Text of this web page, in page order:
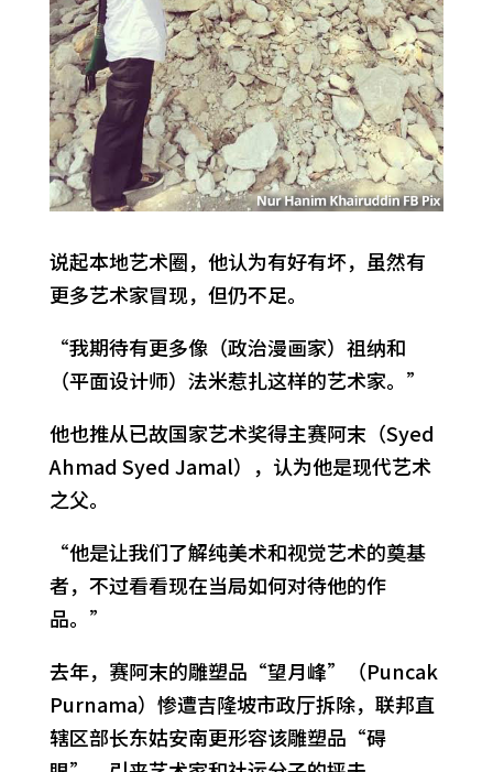
说起本地艺术圈，他认为有好有坏，虽然有
更多艺术家冒现，但仍不足。
“我期待有更多像（政治漫画家）祖纳和
（平面设计师）法米惹扎这样的艺术家。”
他也推从已故国家艺术奖得主赛阿末（Syed
Ahmad Syed Jamal），认为他是现代艺术
之父。
“他是让我们了解纯美术和视觉艺术的奠基
者，不过看看现在当局如何对待他的作
品。”
去年，赛阿末的雕塑品“望月峰”（Puncak
Purnama）惨遭吉隆坡市政厅拆除，联邦直
辖区部长东姑安南更形容该雕塑品“碍